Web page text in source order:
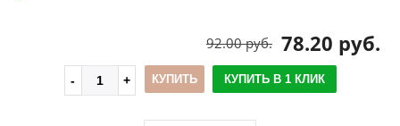
78.20 руб.
92.00 руб.
КУПИТЬ КУПИТЬ В 1 КЛИК